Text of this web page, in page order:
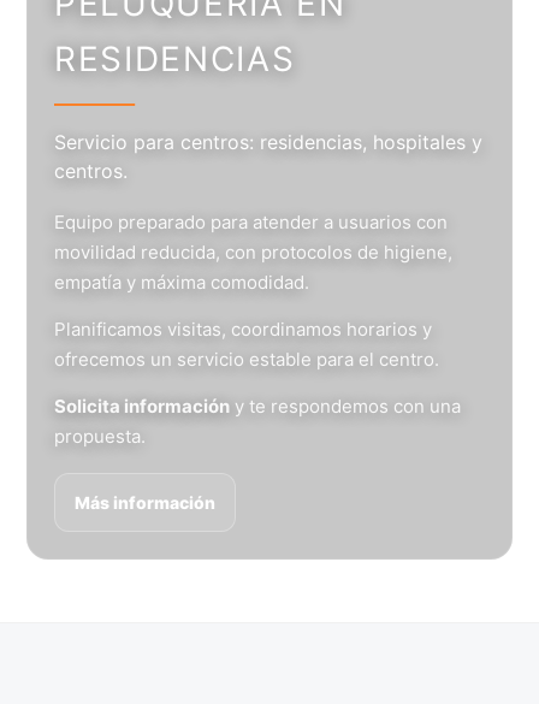
RESIDENCIAS
Servicio para centros: residencias, hospitales y
centros.
Equipo preparado para atender a usuarios con
movilidad reducida, con protocolos de higiene,
empatía y máxima comodidad.
Planificamos visitas, coordinamos horarios y
ofrecemos un servicio estable para el centro.
Solicita información y te respondemos con una
propuesta.
Más información